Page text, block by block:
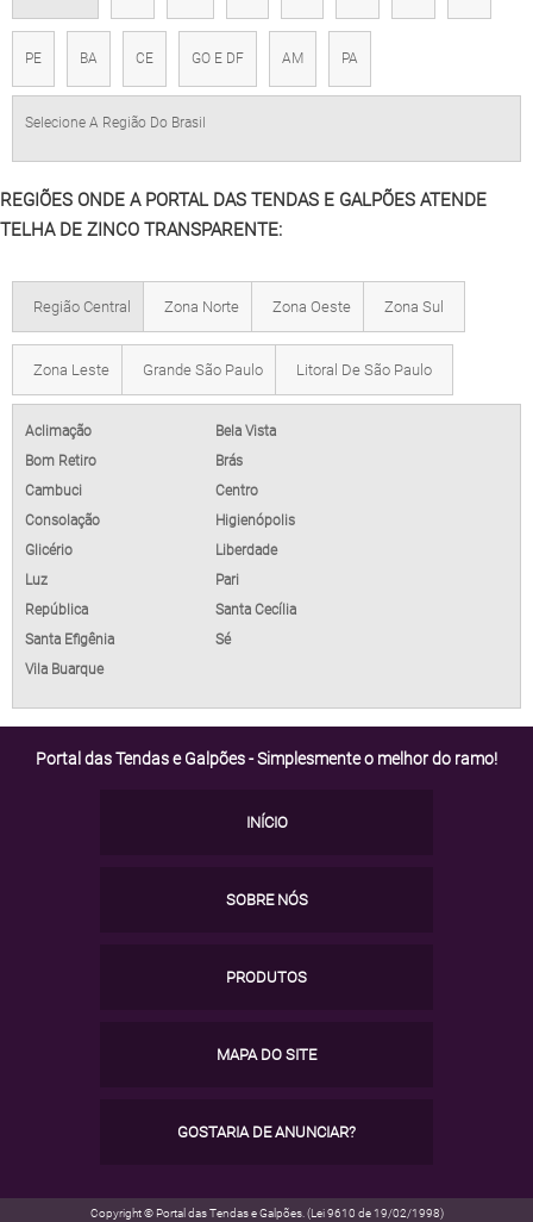
PE BA CE GO E DF AM PA
Selecione A Região Do Brasil
REGIÕES ONDE A PORTAL DAS TENDAS E GALPÕES ATENDE
TELHA DE ZINCO TRANSPARENTE:
Região Central Zona Norte Zona Oeste Zona Sul
Zona Leste Grande São Paulo Litoral De São Paulo
Aclimação
Bela Vista
Bom Retiro
Brás
Cambuci
Centro
Consolação
Higienópolis
Glicério
Liberdade
Luz
Pari
República
Santa Cecília
Santa Efigênia
Sé
Vila Buarque
Portal das Tendas e Galpões - Simplesmente o melhor do ramo!
INÍCIO
SOBRE NÓS
PRODUTOS
MAPA DO SITE
GOSTARIA DE ANUNCIAR?
Copyright © Portal das Tendas e Galpões. (Lei 9610 de 19/02/1998)